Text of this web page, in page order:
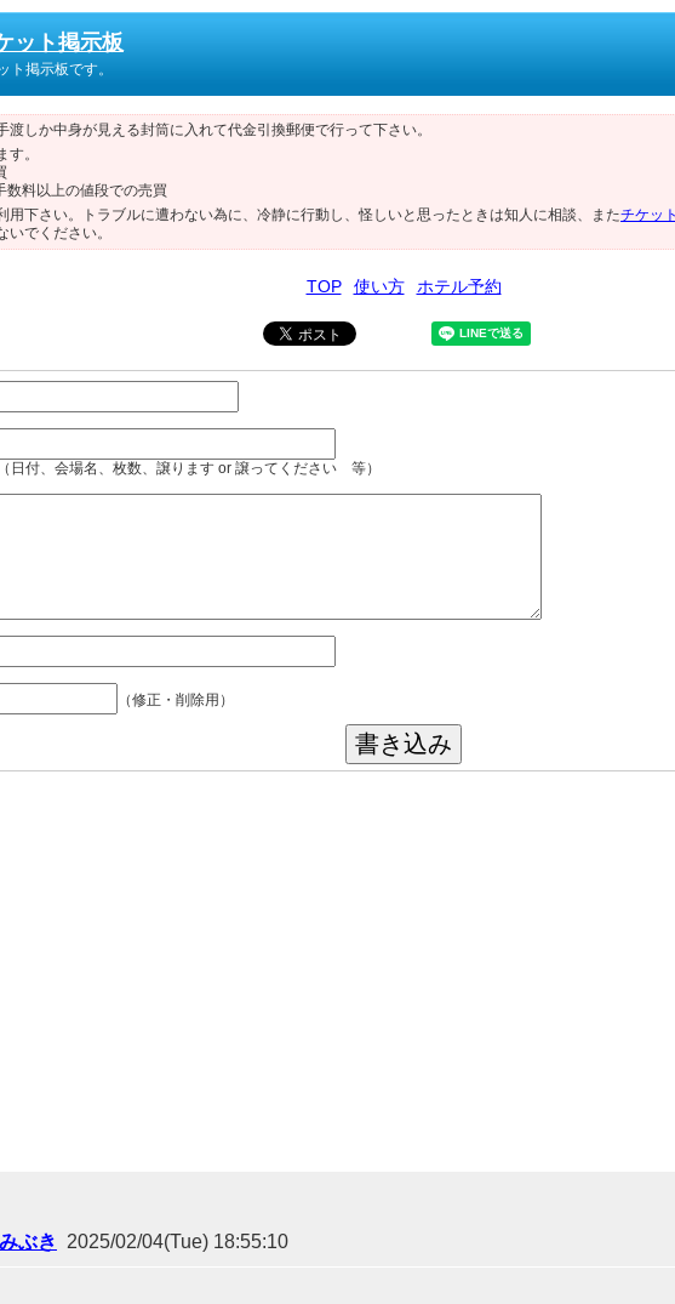
ット掲示板
ト掲示板です。
渡しか中身が見える封筒に入れて代金引換郵便で行って下さい。
。
数料以上の値段での売買
用下さい。トラブルに遭わない為に、冷静に行動し、怪しいと思ったときは知人に相談、またチケッ
いでください。
TOP 使い方 ホテル予約
（日付、会場名、枚数、譲ります or 譲ってください 等）
（修正・削除用）
みぶき 2025/02/04(Tue) 18:55:10